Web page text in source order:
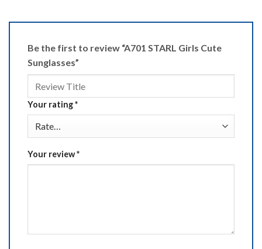
Be the first to review “A701 STARL Girls Cute
Sunglasses”
Your rating*
Your review*